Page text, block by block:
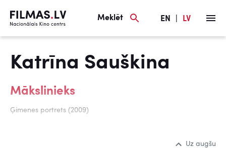
Meklēt EN LV
Katrīna Sauškina
Mākslinieks
Ģimenes portrets (2009)
Uz augšu